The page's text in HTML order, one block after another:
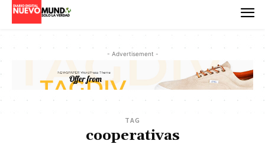
- Advertisement -
TAG
cooperativas